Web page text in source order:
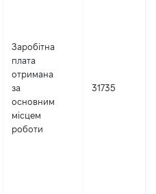
Заробітна
плата
отримана
за
основним
місцем
роботи
31735